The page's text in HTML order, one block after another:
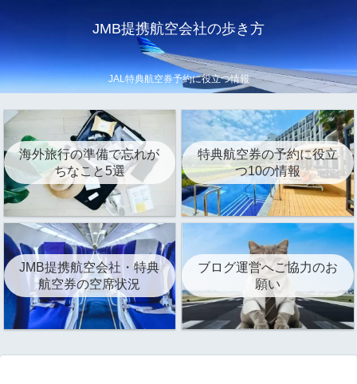
JMB提携航空会社の歩き方
JAL特典航空券予約に役立つ情報
海外旅行の準備で忘れが
ちなこと5選
特典航空券の予約に役立
つ10の情報
JMB提携航空会社・特典
航空券の空席状況
ブログ運営へご協力のお
願い